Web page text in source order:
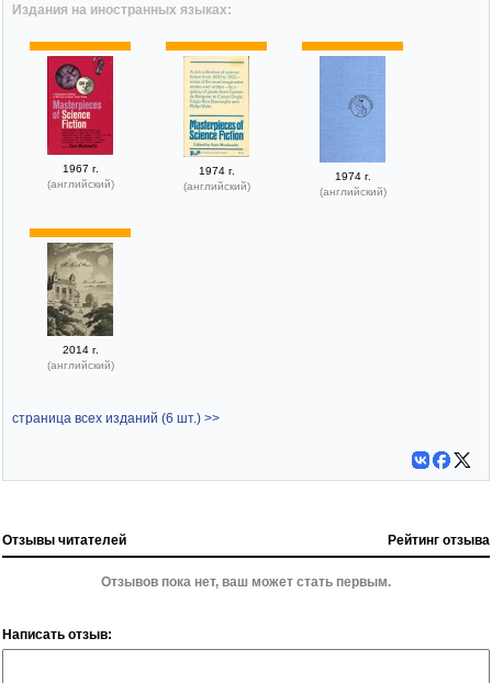
Издания на иностранных языках:
1967 г.
(английский)
1974 г.
(английский)
1974 г.
(английский)
2014 г.
(английский)
страница всех изданий (6 шт.) >>
Отзывы читателей Рейтинг отзыва
Отзывов пока нет, ваш может стать первым.
Написать отзыв: